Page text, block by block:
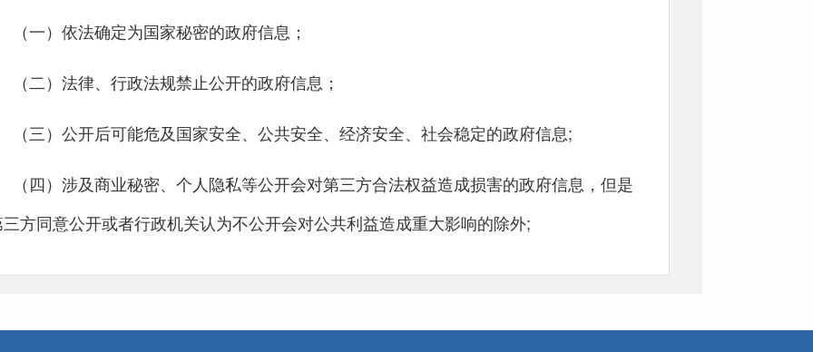
（一）依法确定为国家秘密的政府信息；
（二）法律、行政法规禁止公开的政府信息；
（三）公开后可能危及国家安全、公共安全、经济安全、社会稳定的政府信息;
（四）涉及商业秘密、个人隐私等公开会对第三方合法权益造成损害的政府信息，但是
方同意公开或者行政机关认为不公开会对公共利益造成重大影响的除外;
（五）乡级行政机关内部事务信息，包括人事管理、后勤管理、内部工作流程等方面的